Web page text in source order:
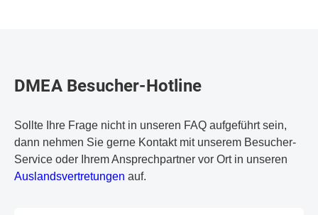
DMEA Besucher-Hotline
Sollte Ihre Frage nicht in unseren FAQ aufgeführt sein,
dann nehmen Sie gerne Kontakt mit unserem Besucher-
Service oder Ihrem Ansprechpartner vor Ort in unseren
Auslandsvertretungen auf.